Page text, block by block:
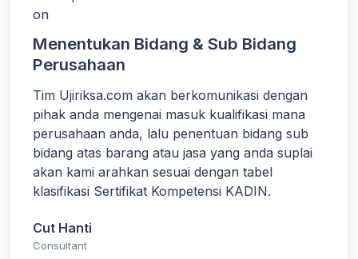
Menentukan Bidang & Sub Bidang
Perusahaan
Tim Ujiriksa.com akan berkomunikasi dengan
pihak anda mengenai masuk kualifikasi mana
perusahaan anda, lalu penentuan bidang sub
bidang atas barang atau jasa yang anda suplai
akan kami arahkan sesuai dengan tabel
klasifikasi Sertifikat Kompetensi KADIN.
Cut Hanti
Consultant